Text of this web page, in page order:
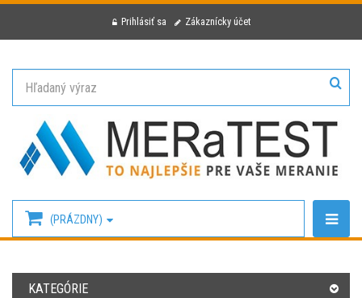
Prihlásiť sa Zákaznícky účet
(PRÁZDNY)
KATEGÓRIE